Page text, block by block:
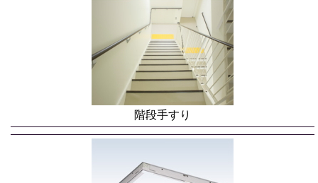
階段手すり